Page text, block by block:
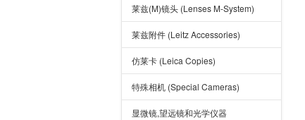
莱兹(M)镜头 (Lenses M-System)
莱兹附件 (Leitz Accessories)
仿莱卡 (Leica Copies)
特殊相机 (Special Cameras)
显微镜,望远镜和光学仪器